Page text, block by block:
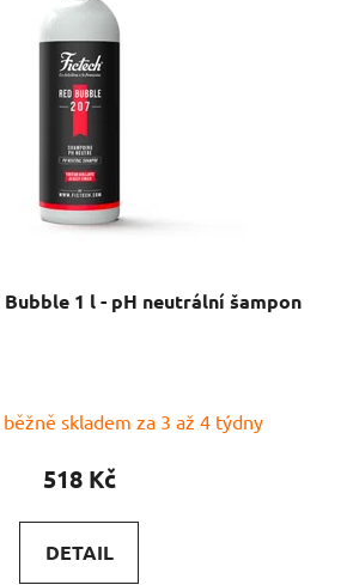
Bubble 1 l - pH neutrální šampon
skladem za 3 až 4 týdny
518 Kč
DETAIL